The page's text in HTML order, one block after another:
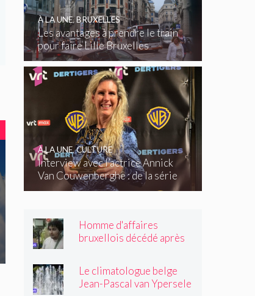
Les avantages à prendre le train
pour faire Lille Bruxelles
À LA UNE,BRUXELLES
Interview avec l’actrice Annick
Van Couwenberghe : de la série
télévisée Dertigers au court-
À LA UNE,CULTURE
Homme d'affaires
bruxellois décédé après
son passage, il souriait
toujours »
Le climatologue belge
Jean-Pascal van Ypersele